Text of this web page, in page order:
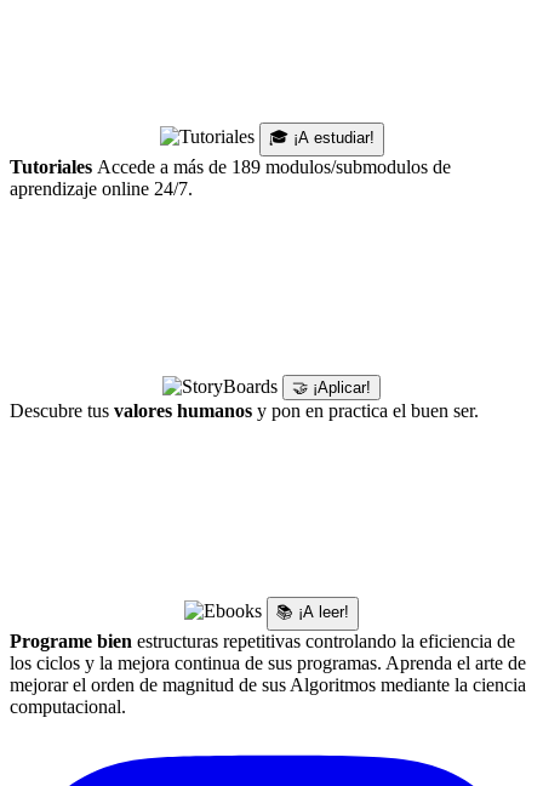
🎓 ¡A estudiar!
Tutoriales Accede a más de 189 modulos/submodulos de
aprendizaje online 24/7.
🤝 ¡Aplicar!
Descubre tus valores humanos y pon en practica el buen ser.
📚 ¡A leer!
Programe bien estructuras repetitivas controlando la eficiencia de
los ciclos y la mejora continua de sus programas. Aprenda el arte de
mejorar el orden de magnitud de sus Algoritmos mediante la ciencia
computacional.